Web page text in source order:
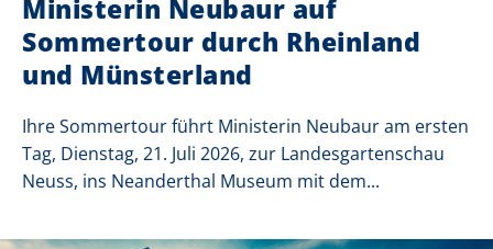
Ministerin Neubaur auf
Sommertour durch Rheinland
und Münsterland
Ihre Sommertour führt Ministerin Neubaur am ersten
Tag, Dienstag, 21. Juli 2026, zur Landesgartenschau
Neuss, ins Neanderthal Museum mit dem...